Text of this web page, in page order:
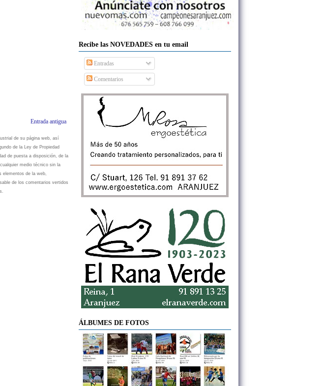
Entrada antigua
de su página web, así
de la Ley de Propiedad
de puesta a disposición, de la
medio técnico sin la
elementos de la web,
de los comentarios vertidos
Recibe las NOVEDADES en tu email
Entradas
Comentarios
ÁLBUMES DE FOTOS